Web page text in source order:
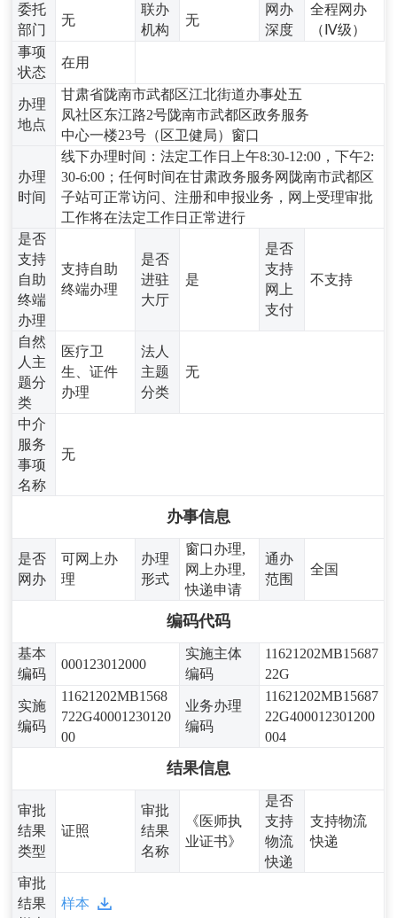
委托
部门
无
联办
机构
无
网办
深度
全程网办
（Ⅳ级）
事项
状态
在用
办理
地点
甘肃省陇南市武都区江北街道办事处五
凤社区东江路2号陇南市武都区政务服务
中心一楼23号（区卫健局）窗口
办理
时间
线下办理时间：法定工作日上午8:30-12:00，下午2:
30-6:00；任何时间在甘肃政务服务网陇南市武都区
子站可正常访问、注册和申报业务，网上受理审批
工作将在法定工作日正常进行
是否
支持
自助
终端
办理
支持自助
终端办理
是否
进驻
大厅
是
是否
支持
网上
支付
不支持
自然
人主
题分
类
医疗卫
生、证件
办理
法人
主题
分类
无
中介
服务
事项
名称
无
办事信息
是否
网办
可网上办
理
办理
形式
窗口办理,
网上办理,
快递申请
通办
范围
全国
编码代码
基本
编码
000123012000
实施主体
编码
11621202MB15687
22G
实施
编码
11621202MB1568
722G40001230120
00
业务办理
编码
11621202MB15687
22G400012301200
004
结果信息
审批
结果
类型
证照
审批
结果
名称
《医师执
业证书》
是否
支持
物流
快递
支持物流
快递
审批
结果
样本